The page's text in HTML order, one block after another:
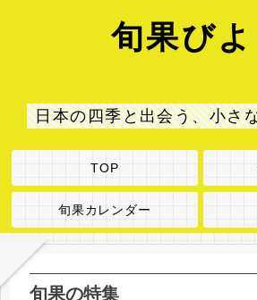
旬果びよ
日本の四季と出会う、小さ
TOP
旬果カレンダー
旬果の特集